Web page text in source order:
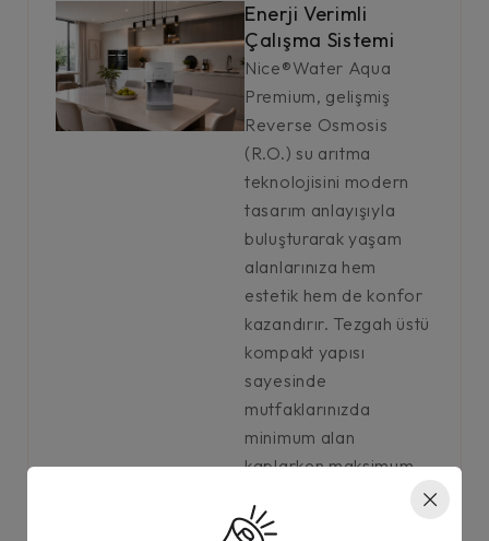
Enerji Verimli
Çalışma Sistemi
Nice®Water Aqua
Premium, gelişmiş
Reverse Osmosis
(R.O.) su arıtma
teknolojisini modern
tasarım anlayışıyla
buluşturarak yaşam
alanlarınıza hem
estetik hem de konfor
kazandırır. Tezgah üstü
kompakt yapısı
sayesinde
mutfaklarınızda
minimum alan
kaplarken maksimum
Sediment Filtre